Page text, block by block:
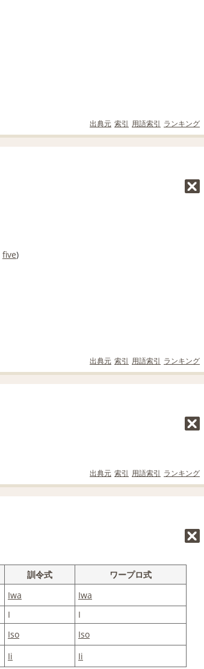
出典元 索引 用語索引 ランキング
five)
出典元 索引 用語索引 ランキング
出典元 索引 用語索引 ランキング
訓令式
ワープロ式
Iwa
Iwa
I
I
Iso
Iso
Ii Ii